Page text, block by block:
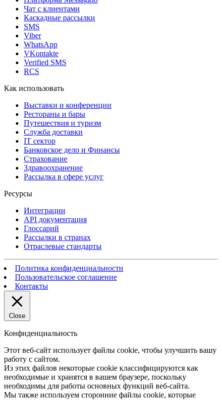
Чат с клиентами
Каскадные рассылки
SMS
Viber
WhatsApp
VKontakte
Verified SMS
RCS
Как использовать
Выставки и конференции
Рестораны и бары
Путешествия и туризм
Служба доставки
IT сектор
Банковское дело и Финансы
Страхование
Здравоохранение
Рассылка в сфере услуг
Ресурсы
Интеграции
API документация
Глоссарий
Рассылки в странах
Отраслевые стандарты
Политика конфиденциальности
Пользовательское соглашение
Контакты
Close
Конфиденциальность
Этот веб-сайт использует файлы cookie, чтобы улучшить вашу
работу с сайтом.
Из этих файлов некоторые cookie классифицируются как
необходимые и хранятся в вашем браузере, поскольку
необходимы для работы основных функций веб-сайта.
Мы также используем сторонние файлы cookie, которые